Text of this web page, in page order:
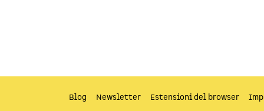
Blog Newsletter Estensioni del browser